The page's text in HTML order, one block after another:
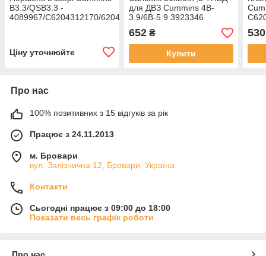
B3.3/QSB3.3 -
4089967/C6204312170/6204-
Ціну уточнюйте
для ДВЗ Cummins 4B-
3.9/6B-5.9 3923346
652₴
Купити
530
Про нас
100% позитивних з 15 відгуків за рік
Працює з 24.11.2013
м. Бровари
вул. Залізнична 12, Бровари, Україна
Контакти
Сьогодні працює з 09:00 до 18:00
Показати весь графік роботи